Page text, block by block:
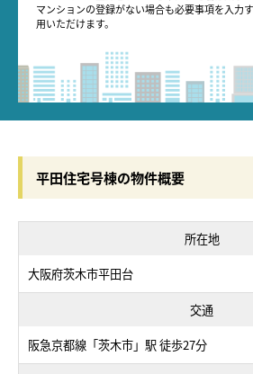
マンションの登録がない場合も必要事項を入力
用いただけます。
平田住宅号棟の物件概要
所在地
大阪府茨木市平田台
交通
阪急京都線「茨木市」駅 徒歩27分